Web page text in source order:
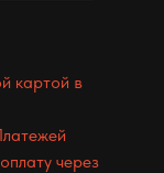
картой в
через